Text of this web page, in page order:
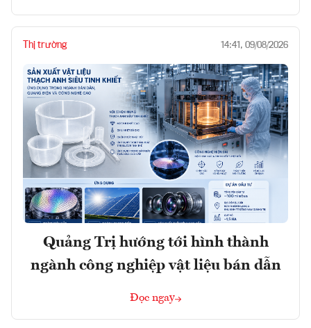
Thị trường 14:41, 09/08/2026
Quảng Trị hướng tới hình thành
ngành công nghiệp vật liệu bán dẫn
Đọc ngay